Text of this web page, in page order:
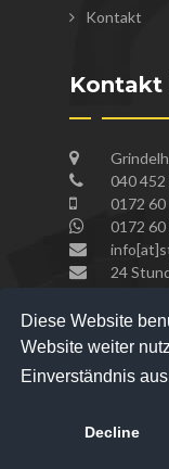
Diese Website
Website weiter
Einverständnis
Decline
Kontakt
Kontakt
040 452
0172 60
0172 60
24
Copyright